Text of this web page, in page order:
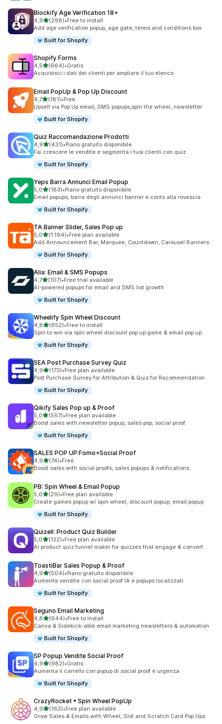
Blockify Age Verification 18+
4,9stelle su 5
(298)
298 recensioni totali
•Free to install
Add age verification popup, age gate, terms and conditions box
Built for Shopify
Shopify Forms
4,5stelle su 5
(664)
664 recensioni totali
•Gratis
Acquisisci i dati dei clienti per ampliare il tuo elenco
Email PopUp & Pop Up Discount
4,7stelle su 5
(181)
181 recensioni totali
•Free
Upsell via Pop Up email, SMS popups,spin the wheel, newsletter
Built for Shopify
Quiz Raccomandazione Prodotti
4,9stelle su 5
(431)
431 recensioni totali
•Piano gratuito disponibile
Fai crescere le vendite e segmenta i tuoi clienti con quiz.
Built for Shopify
Yeps Barra Annunci Email Popup
5,0stelle su 5
(183)
183 recensioni totali
•Piano gratuito disponibile
Email popups, barra degli annunci banner e conto alla rovescia
Built for Shopify
TA Banner Slider, Sales Pop up
5,0stelle su 5
(1.194)
1194 recensioni totali
•Free plan available
Add Announcement Bar, Marquee, Countdown, Carousel Banners
Built for Shopify
Alia: Email & SMS Popups
4,7stelle su 5
(107)
107 recensioni totali
•Free trial available
AI-powered popups for email and SMS list growth
Built for Shopify
Wheelify Spin Wheel Discount
4,8stelle su 5
(652)
652 recensioni totali
•Free to install
Spin to win via spin wheel discount pop up game & email pop up
Built for Shopify
SEA Post Purchase Survey Quiz
4,9stelle su 5
(173)
173 recensioni totali
•Free plan available
Post Purchase Survey for Attribution & Quiz for Recommendation
Built for Shopify
Qikify Sales Pop up & Proof
5,0stelle su 5
(567)
567 recensioni totali
•Free plan available
Boost sales with newsletter popup, sales pop, social proof.
Built for Shopify
SALES POP UP:Fomo+Social Proof
4,9stelle su 5
(74)
74 recensioni totali
•Free
Boost sales with social proofs, sales popups & notifications.
PB: Spin Wheel & Email Popup
5,0stelle su 5
(29)
29 recensioni totali
•Free plan available
Create games popup w/ spin wheel, discount popup, email popup
Built for Shopify
Quizell: Product Quiz Builder
5,0stelle su 5
(122)
122 recensioni totali
•Free plan available
AI product quiz funnel maker for quizzes that engage & convert
ToastiBar Sales Popup & Proof
4,9stelle su 5
(504)
504 recensioni totali
•Piano gratuito disponibile
Aumenta vendite con social proof IA e popups localizzati
Built for Shopify
Seguno Email Marketing
4,8stelle su 5
(644)
644 recensioni totali
•Free to install
Canva & Sidekick-able email marketing newsletters & automation
Built for Shopify
SP Popup Vendite Social Proof
4,9stelle su 5
(982)
982 recensioni totali
•Gratis
Aumenta il carrello con popup di social proof e urgenza
Built for Shopify
CrazyRocket • Spin Wheel PopUp
4,9stelle su 5
(163)
163 recensioni totali
•Free plan available
Grow Sales & Emails with Wheel, Slot and Scratch Card Pop Ups